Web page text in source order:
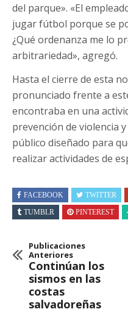
del parque». «El
jugar fútbol porque se
¿Qué ordenanza me lo
arbitrariedad», agregó.
Hasta el cierre de esta
pronunciado frente a
encontraba en una
prevención de violencia
público diseñado para
realizar actividades de
FACEBOOK TWITTER
TUMBLR
PINTEREST
Publicaciones
Anteriores
Continúan los
sismos en las
costas
salvadoreñas